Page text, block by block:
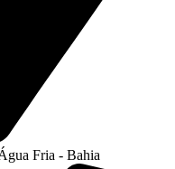
Fria - Bahia